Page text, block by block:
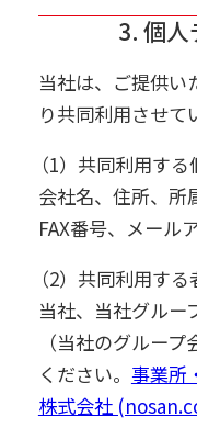
3. 個
当社は、ご提供い
り共同利用させて
（1）共同利用
会社名、住所、所
FAX番号、メール
（2）共同利用す
当社、当社グルー
（当社のグルー
ください。 事業所
株式会社